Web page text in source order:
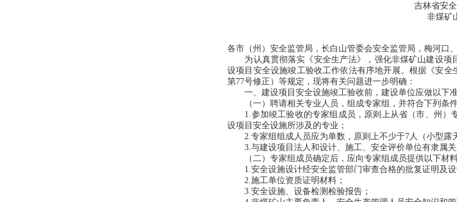
吉林省安
非煤矿
各市（州）安全监管局，长白山管委会安全监管局，梅河口
为认真贯彻落实《安全生产法》，强化非煤矿山建设项
设项目安全设施竣工验收工作依法有序地开展。根据《安
第77号修正）等规定，现将有关问题进一步明确：
一、建设项目安全设施竣工验收前，建设单位应做以下准
（一）聘请相关专业人员，组成专家组，并符合下列条件
1.参加竣工验收的专家组成员，原则上从省（市、州）
设项目安全设施所涉及的专业；
2.专家组组成人员应为单数，原则上不少于7人（小型露
3.与建设项目法人和设计、施工、安全评价单位有隶属关
（二）专家组成员确定后，应向专家组成员提供以下材料
1.安全设施设计经安全监管部门审查合格的批复证明及设
2.施工单位资质证明材料；
3.安全设施、设备检测检验报告；